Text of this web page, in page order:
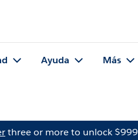
Ayuda Más
three or more to unlock $999